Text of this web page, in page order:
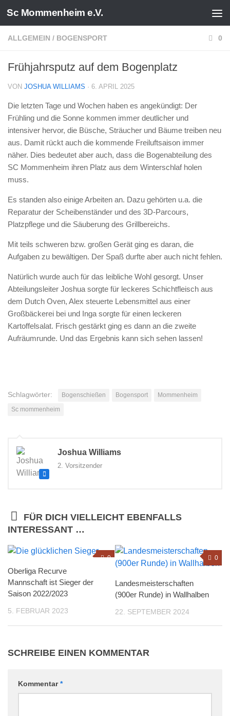
Zum Inhalt springen
Sc Mommenheim e.V.
ALLGEMEIN / BOGENSPORT 0
Frühjahrsputz auf dem Bogenplatz
VON JOSHUA WILLIAMS · 6. APRIL 2025
Die letzten Tage und Wochen haben es angekündigt: Der
Frühling und die Sonne kommen immer deutlicher und
intensiver hervor, die Büsche, Sträucher und Bäume treiben neu
aus. Damit rückt auch die kommende Freiluftsaison immer
näher. Dies bedeutet aber auch, dass die Bogenabteilung des
SC Mommenheim ihren Platz aus dem Winterschlaf holen
muss.
Es standen also einige Arbeiten an. Dazu gehörten u.a. die
Reparatur der Scheibenständer und des 3D-Parcours,
Platzpflege und die Säuberung des Grillbereichs.
Mit teils schweren bzw. großen Gerät ging es daran, die
Aufgaben zu bewältigen. Der Spaß durfte aber auch nicht fehlen.
Natürlich wurde auch für das leibliche Wohl gesorgt. Unser
Abteilungsleiter Joshua sorgte für leckeres Schichtfleisch aus
dem Dutch Oven, Alex steuerte Lebensmittel aus einer
Großbäckerei bei und Inga sorgte für einen leckeren
Kartoffelsalat. Frisch gestärkt ging es dann an die zweite
Aufräumrunde. Und das Ergebnis kann sich sehen lassen!
Schlagwörter: Bogenschießen Bogensport
Mommenheim
Sc mommenheim
Joshua Williams
2. Vorsitzender
FÜR DICH VIELLEICHT EBENFALLS
INTERESSANT …
0
Oberliga Recurve
Mannschaft ist Sieger der
Saison 2022/2023
5. FEBRUAR 2023
0
Landesmeisterschaften
(900er Runde) in Wallhalben
22. SEPTEMBER 2024
SCHREIBE EINEN KOMMENTAR
Kommentar*